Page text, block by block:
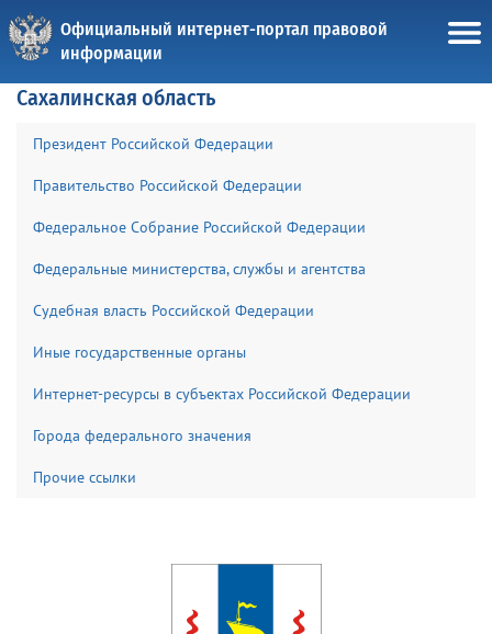
Официальный интернет-портал правовой
информации
Сахалинская область
Президент Российской Федерации
Правительство Российской Федерации
Федеральное Собрание Российской Федерации
Федеральные министерства, службы и агентства
Судебная власть Российской Федерации
Иные государственные органы
Интернет-ресурсы в субъектах Российской Федерации
Города федерального значения
Прочие ссылки